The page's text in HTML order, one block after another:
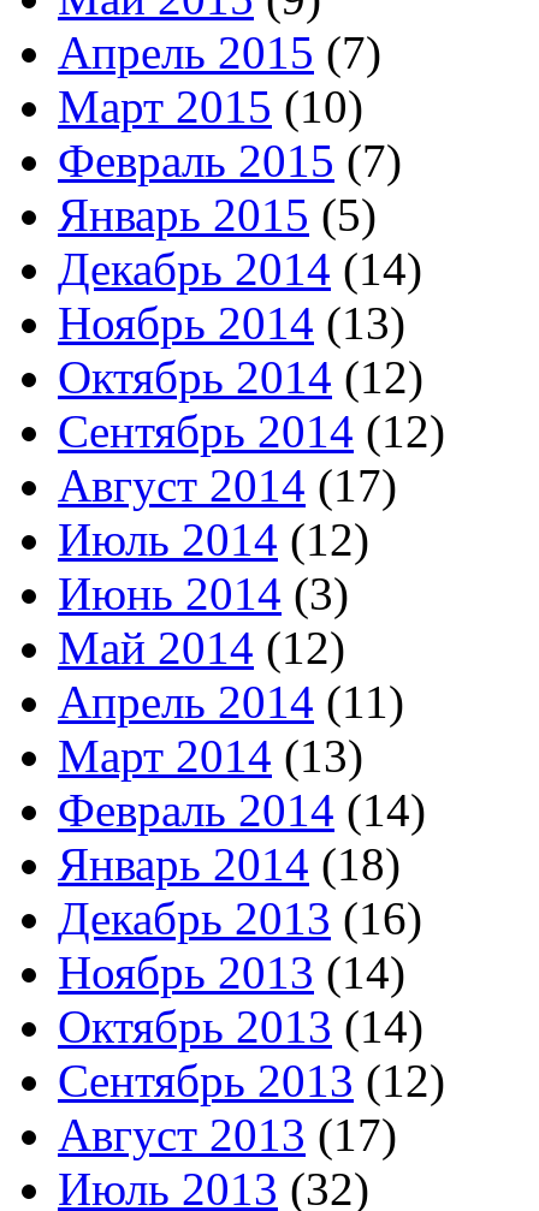
Апрель 2015 (7)
Март 2015 (10)
Февраль 2015 (7)
Январь 2015 (5)
Декабрь 2014 (14)
Ноябрь 2014 (13)
Октябрь 2014 (12)
Сентябрь 2014 (12)
Август 2014 (17)
Июль 2014 (12)
Июнь 2014 (3)
Май 2014 (12)
Апрель 2014 (11)
Март 2014 (13)
Февраль 2014 (14)
Январь 2014 (18)
Декабрь 2013 (16)
Ноябрь 2013 (14)
Октябрь 2013 (14)
Сентябрь 2013 (12)
Август 2013 (17)
Июль 2013 (32)